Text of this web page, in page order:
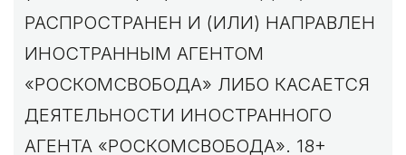
РАСПРОСТРАНЕН И (ИЛИ) НАПРАВЛЕН
ИНОСТРАННЫМ АГЕНТОМ
«РОСКОМСВОБОДА» ЛИБО КАСАЕТСЯ
ДЕЯТЕЛЬНОСТИ ИНОСТРАННОГО
АГЕНТА «РОСКОМСВОБОДА». 18+